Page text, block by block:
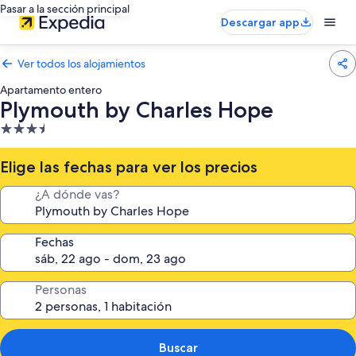
Pasar a la sección principal
Descargar app
Ver todos los alojamientos
Apartamento entero
Plymouth by Charles Hope
Alojamiento
de
3.5 estrellas
Elige las fechas para ver los precios
¿A dónde vas?
Fechas
Personas
Buscar